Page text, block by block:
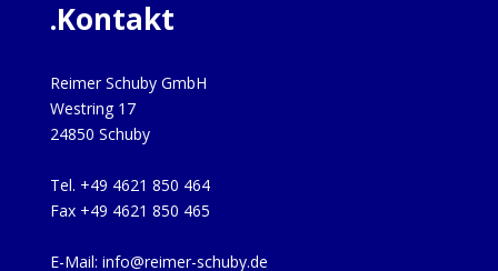
.Kontakt
Reimer Schuby GmbH
Westring 17
24850 Schuby
Tel. +49 4621 850 464
Fax +49 4621 850 465
E-Mail: info@reimer-schuby.de